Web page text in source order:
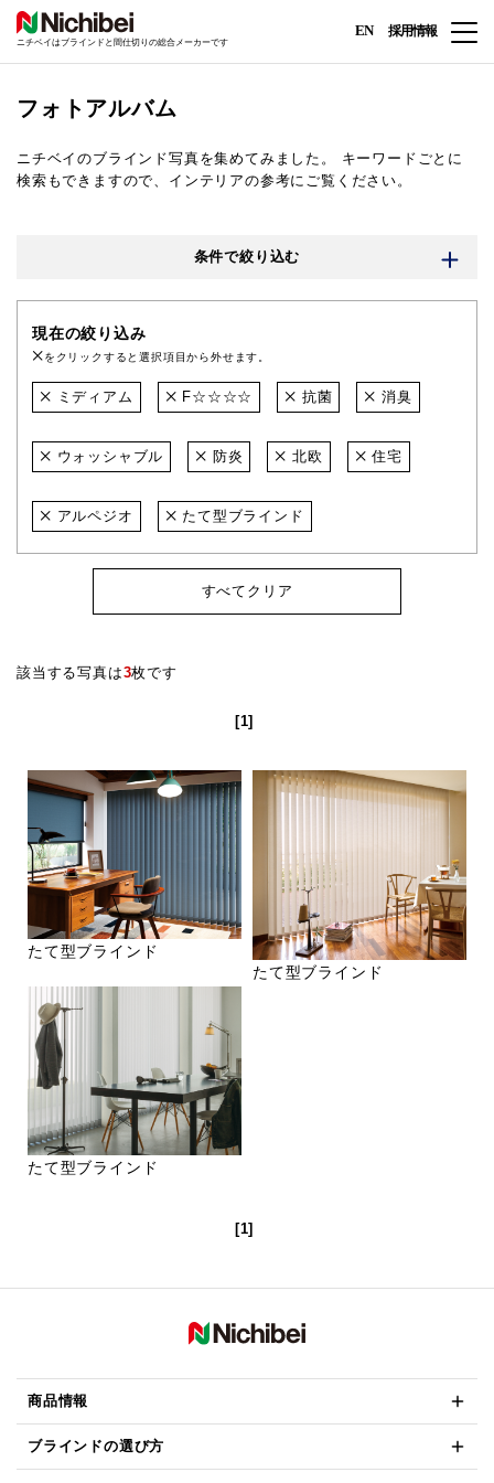
ニチベイはブラインドと間仕切りの総合メーカーです
EN 採用情報
フォトアルバム
ニチベイのブラインド写真を集めてみました。
キーワードごとに
検索もできますので、インテリアの参考にご覧ください。
条件で絞り込む
現在の絞り込み
をクリックすると選択項目から外せます。
ミディアム F☆☆☆☆ 抗菌 消臭
ウォッシャブル 防炎 北欧 住宅
アルペジオ たて型ブラインド
すべてクリア
該当する写真は3枚です
[1]
たて型ブラインド
たて型ブラインド
たて型ブラインド
[1]
商品情報
ブラインドの選び方